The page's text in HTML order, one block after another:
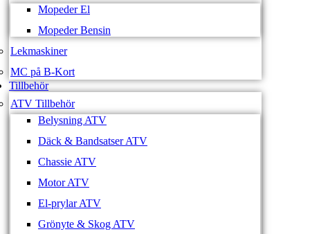
Mopeder El
Mopeder Bensin
Lekmaskiner
MC på B-Kort
Tillbehör
ATV Tillbehör
Belysning ATV
Däck & Bandsatser ATV
Chassie ATV
Motor ATV
El-prylar ATV
Grönyte & Skog ATV